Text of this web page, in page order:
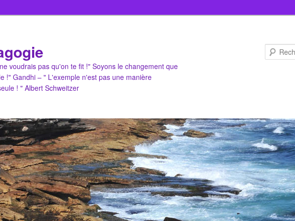
voudrais pas qu'on te fit !" Soyons le changement que
!" Gandhi – " L'exemple n'est pas une manière
! " Albert Schweitzer